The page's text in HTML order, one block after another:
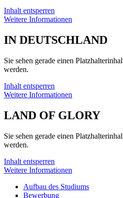
Inhalt entsperren
Weitere Informationen
IN DEUTSCHLAND
Sie sehen gerade einen
werden.
Inhalt entsperren
Weitere Informationen
LAND OF GLORY
Sie sehen gerade einen
werden.
Inhalt entsperren
Weitere Informationen
Auf­bau des Stu­di­ums
Bewer­bung